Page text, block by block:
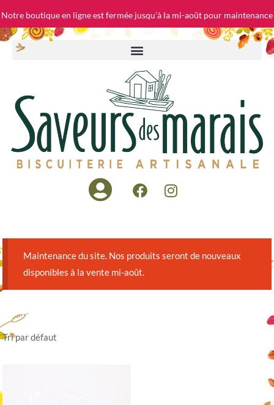
Notre boutique en ligne est fermée jusqu’à la mi-août pour maintenance
Maintenance du site. Nos produits seront de nouveaux
disponibles à la vente mi-août.
Tri par défaut